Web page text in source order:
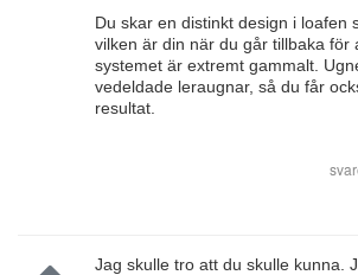
Du skar en distinkt design i loafen
vilken är din när du går tillbaka för
systemet är extremt gammalt.
vedeldade leraugnar, så du får
resultat.
Jag skulle tro att du skulle kunna.